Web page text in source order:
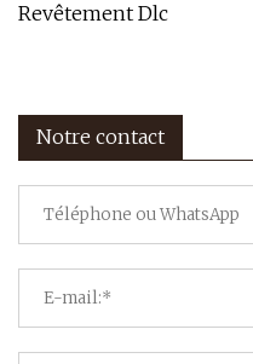
Revêtement Dlc
Notre contact